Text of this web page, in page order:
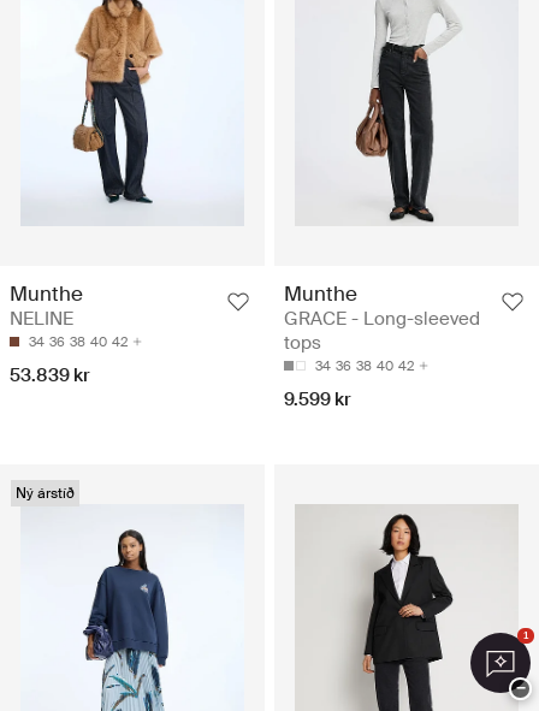
Munthe
NELINE
34 36 38 40 42
53.839 kr
Munthe
GRACE - Long-sleeved
tops
34 36 38 40 42
9.599 kr
Ný árstíð
1
−